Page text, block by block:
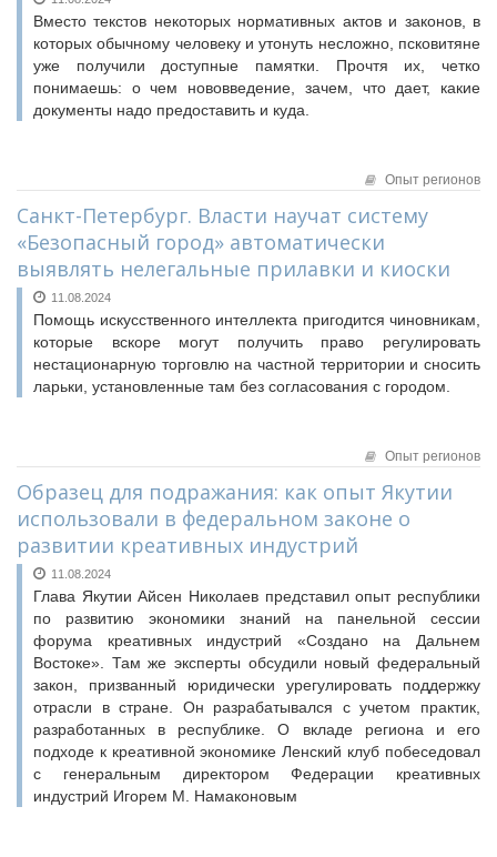
Вместо текстов некоторых нормативных актов и законов, в
которых обычному человеку и утонуть несложно, псковитяне
уже получили доступные памятки. Прочтя их, четко
понимаешь: о чем нововведение, зачем, что дает, какие
документы надо предоставить и куда.
Опыт регионов
Санкт-Петербург. Власти научат систему
«Безопасный город» автоматически
выявлять нелегальные прилавки и киоски
11.08.2024
Помощь искусственного интеллекта пригодится чиновникам,
которые вскоре могут получить право регулировать
нестационарную торговлю на частной территории и сносить
ларьки, установленные там без согласования с городом.
Опыт регионов
Образец для подражания: как опыт Якутии
использовали в федеральном законе о
развитии креативных индустрий
11.08.2024
Глава Якутии Айсен Николаев представил опыт республики
по развитию экономики знаний на панельной сессии
форума креативных индустрий «Создано на Дальнем
Востоке». Там же эксперты обсудили новый федеральный
закон, призванный юридически урегулировать поддержку
отрасли в стране. Он разрабатывался с учетом практик,
разработанных в республике. О вкладе региона и его
подходе к креативной экономике Ленский клуб побеседовал
с генеральным директором Федерации креативных
индустрий Игорем М. Намаконовым